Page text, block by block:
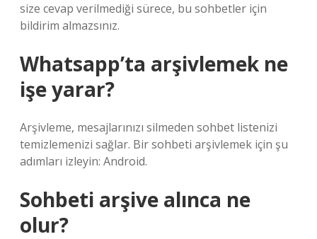
size cevap verilmediği sürece, bu sohbetler için
bildirim almazsınız.
Whatsapp’ta arşivlemek ne
işe yarar?
Arşivleme, mesajlarınızı silmeden sohbet listenizi
temizlemenizi sağlar. Bir sohbeti arşivlemek için şu
adımları izleyin: Android.
Sohbeti arşive alınca ne
olur?